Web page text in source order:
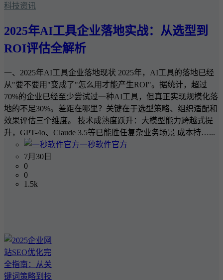
科技资讯
2025年AI工具企业落地实战：从选型到
ROI评估全解析
一、2025年AI工具企业落地现状 2025年，AI工具的落地已经
从"要不要用"变成了"怎么用才能产生ROI"。据统计，超过
70%的企业已经至少尝试过一种AI工具，但真正实现规模化落
地的不足30%。差距在哪里？关键在于选型策略、组织适配和
效果评估三个维度。 技术成熟度跃升：大模型能力跨越式提
升，GPT-4o、Claude 3.5等已能胜任复杂业务场景 成本持…...
一秒软件官方
7月30日
0
0
1.5k